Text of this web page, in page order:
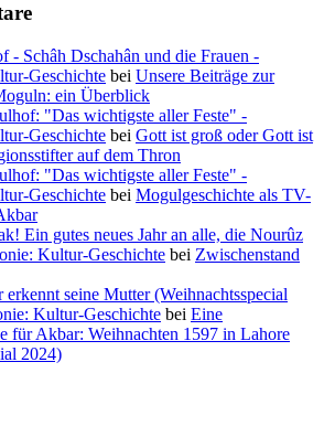
- Schâh Dschahân und die Frauen -
Geschichte bei Unsere Beiträge zur
ein Überblick
"Das wichtigste aller Feste" -
Geschichte bei Gott ist groß oder Gott ist
auf dem Thron
"Das wichtigste aller Feste" -
Geschichte bei Mogulgeschichte als TV-
Ein gutes neues Jahr an alle, die Nourûz
Kultur-Geschichte bei Zwischenstand
seine Mutter (Weihnachtsspecial
Kultur-Geschichte bei Eine
für Akbar: Weihnachten 1597 in Lahore
2024)